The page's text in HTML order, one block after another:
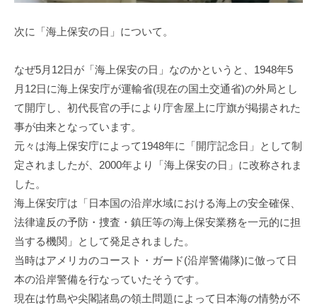
次に「海上保安の日」について。
なぜ5⽉12⽇が「海上保安の⽇」なのかというと、1948年5
⽉12⽇に海上保安庁が運輸省(現在の国⼟交通省)の外局とし
て開庁し、初代⻑官の⼿により庁舎屋上に庁旗が掲揚された
事が由来となっています。
元々は海上保安庁によって1948年に「開庁記念⽇」として制
定されましたが、2000年より「海上保安の⽇」に改称されま
した。
海上保安庁は「⽇本国の沿岸⽔域における海上の安全確保、
法律違反の予防・捜査・鎮圧等の海上保安業務を⼀元的に担
当する機関」として発⾜されました。
当時はアメリカのコースト・ガード(沿岸警備隊)に倣って⽇
本の沿岸警備を⾏なっていたそうです。
現在は⽵島や尖閣諸島の領⼟問題によって⽇本海の情勢が不